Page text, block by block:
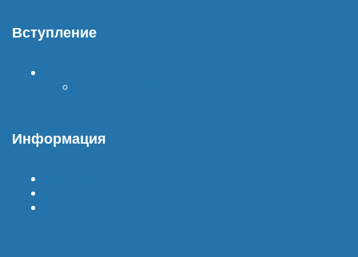
Вступление
Информация